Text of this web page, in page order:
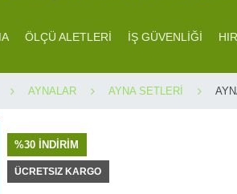
ÖLÇÜ ALETLERİ İŞ GÜVENLİĞİ
AYNALAR AYNA SETLERİ
%30 İNDİRİM
ÜCRETSIZ KARGO